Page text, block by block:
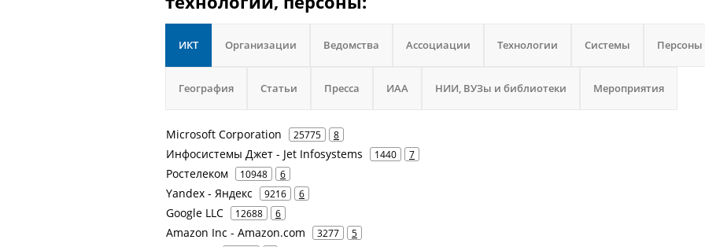
ИКТ Организации Ведомства Ассоциации Технологии Системы Персоны
География Статьи Пресса ИАА НИИ, ВУЗы и библиотеки Мероприятия
Microsoft Corporation 25775 8
Инфосистемы Джет - Jet Infosystems 1440 7
Ростелеком 10948 6
Yandex - Яндекс 9216 6
Google LLC 12688 6
Amazon Inc - Amazon.com 3277 5